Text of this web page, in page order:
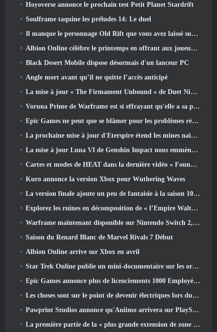
Hoyoverse annonce le prochain test Petit Planet Stardrift
Soulframe taquine les préludes 14: Le duel
Il manque le personnage Old Rift que vous avez laissé sur le serveur Dead? Gamigo a une solution pour ça
Albion Online célèbre le printemps en offrant aux joueurs une jolie monture de lapin
Black Desert Mobile dispose désormais d'un lanceur PC
Angle mort avant qu’il ne quitte l’accès anticipé
La mise à jour « The Firmament Unbound » de Duet Night Abyss conclut l’histoire de Huaxu
Voruna Prime de Warframe est si effrayant qu'elle a sa propre bande-annonce de bande rouge
Epic Games ne peut que se blâmer pour les problèmes récents
La prochaine mise à jour d'Eterspire étend les mines naines et propose une refonte complète des combats contre les boss
La mise à jour Luna VI de Genshin Impact nous emmène à cet endroit dont Mondstadt continue de parler mais que nous n'avons jamais vu
Cartes et modes de HEAT dans la dernière vidéo « Foundations »
Kuro annonce la version Xbox pour Wuthering Waves
La version finale ajoute un peu de fantaisie à la saison 10 Lancements
Explorez les ruines en décomposition de « l’Empire Walthen » dans la prochaine mise à jour majeure de RAVEN2
Warframe maintenant disponible sur Nintendo Switch 2, Juste à temps pour le lancement de Shadowgrapher
Saison du Renard Blanc de Marvel Rivals 7 Début
Albion Online arrive sur Xbox en avril
Star Trek Online publie un mini-documentaire sur les origines de la Fédération pour célébrer le 16e anniversaire
Epic Games annonce plus de licenciements 1000 Employés, Citant « Recul de l’engagement Fortnite »
Les choses sont sur le point de devenir électriques lors du prochain événement de réplique d’Apex Legends
Pawprint Studios annonce qu'Aniimo arrivera sur PlayStation 5 Et l'Epic Games Store lors des lancements
La première partie de la « plus grande extension de zone » de l’histoire de RuneScape est lancée aujourd’hui